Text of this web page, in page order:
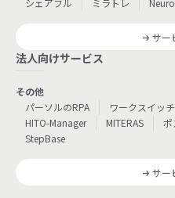
シェアフル
ミラトレ
サー
法人向けサービス
その他
パーソルのRPA
ワークスイッ
HITO-Manager
MITERAS ポ
StepBase
サー